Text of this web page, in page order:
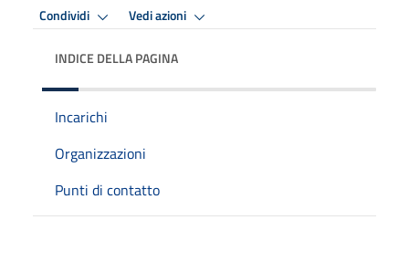
Condividi Vedi azioni
INDICE DELLA PAGINA
Incarichi
Organizzazioni
Punti di contatto